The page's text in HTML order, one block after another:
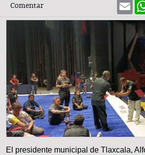
Comentar
El presidente municipal de Tlaxcala,